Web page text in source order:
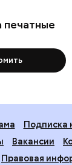
печатные
Подписка
Вакансии
Правовая